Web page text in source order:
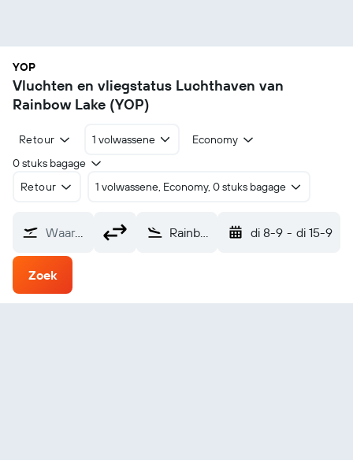
YOP
Vluchten en vliegstatus Luchthaven van
Rainbow Lake (YOP)
Retour 1 volwassene
Economy
0 stuks bagage
Retour
1 volwassene, Economy, 0 stuks bagage
Waarvandaan? Rainbow Lake (YOP) di 8-9 - di 15-9
Zoek